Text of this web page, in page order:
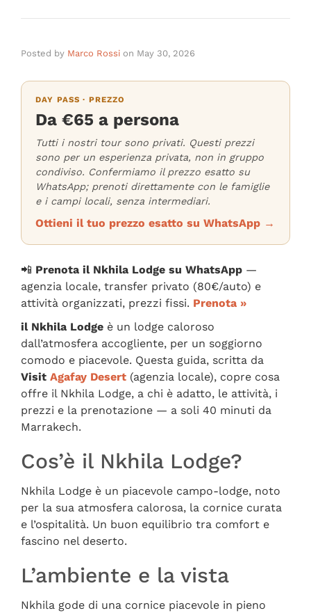
Posted by Marco Rossi on May 30, 2026
DAY PASS · PREZZO
Da €65 a persona
Tutti i nostri tour sono privati. Questi prezzi
sono per un esperienza privata, non in gruppo
condiviso. Confermiamo il prezzo esatto su
WhatsApp; prenoti direttamente con le famiglie
e i campi locali, senza intermediari.
Ottieni il tuo prezzo esatto su WhatsApp →
📲 Prenota il Nkhila Lodge su WhatsApp —
agenzia locale, transfer privato (80€/auto) e
attività organizzati, prezzi fissi. Prenota »
il Nkhila Lodge è un lodge caloroso
dall’atmosfera accogliente, per un soggiorno
comodo e piacevole. Questa guida, scritta da
Visit Agafay Desert (agenzia locale), copre cosa
offre il Nkhila Lodge, a chi è adatto, le attività, i
prezzi e la prenotazione — a soli 40 minuti da
Marrakech.
Cos’è il Nkhila Lodge?
Nkhila Lodge è un piacevole campo-lodge, noto
per la sua atmosfera calorosa, la cornice curata
e l’ospitalità. Un buon equilibrio tra comfort e
fascino nel deserto.
L’ambiente e la vista
Nkhila gode di una cornice piacevole in pieno